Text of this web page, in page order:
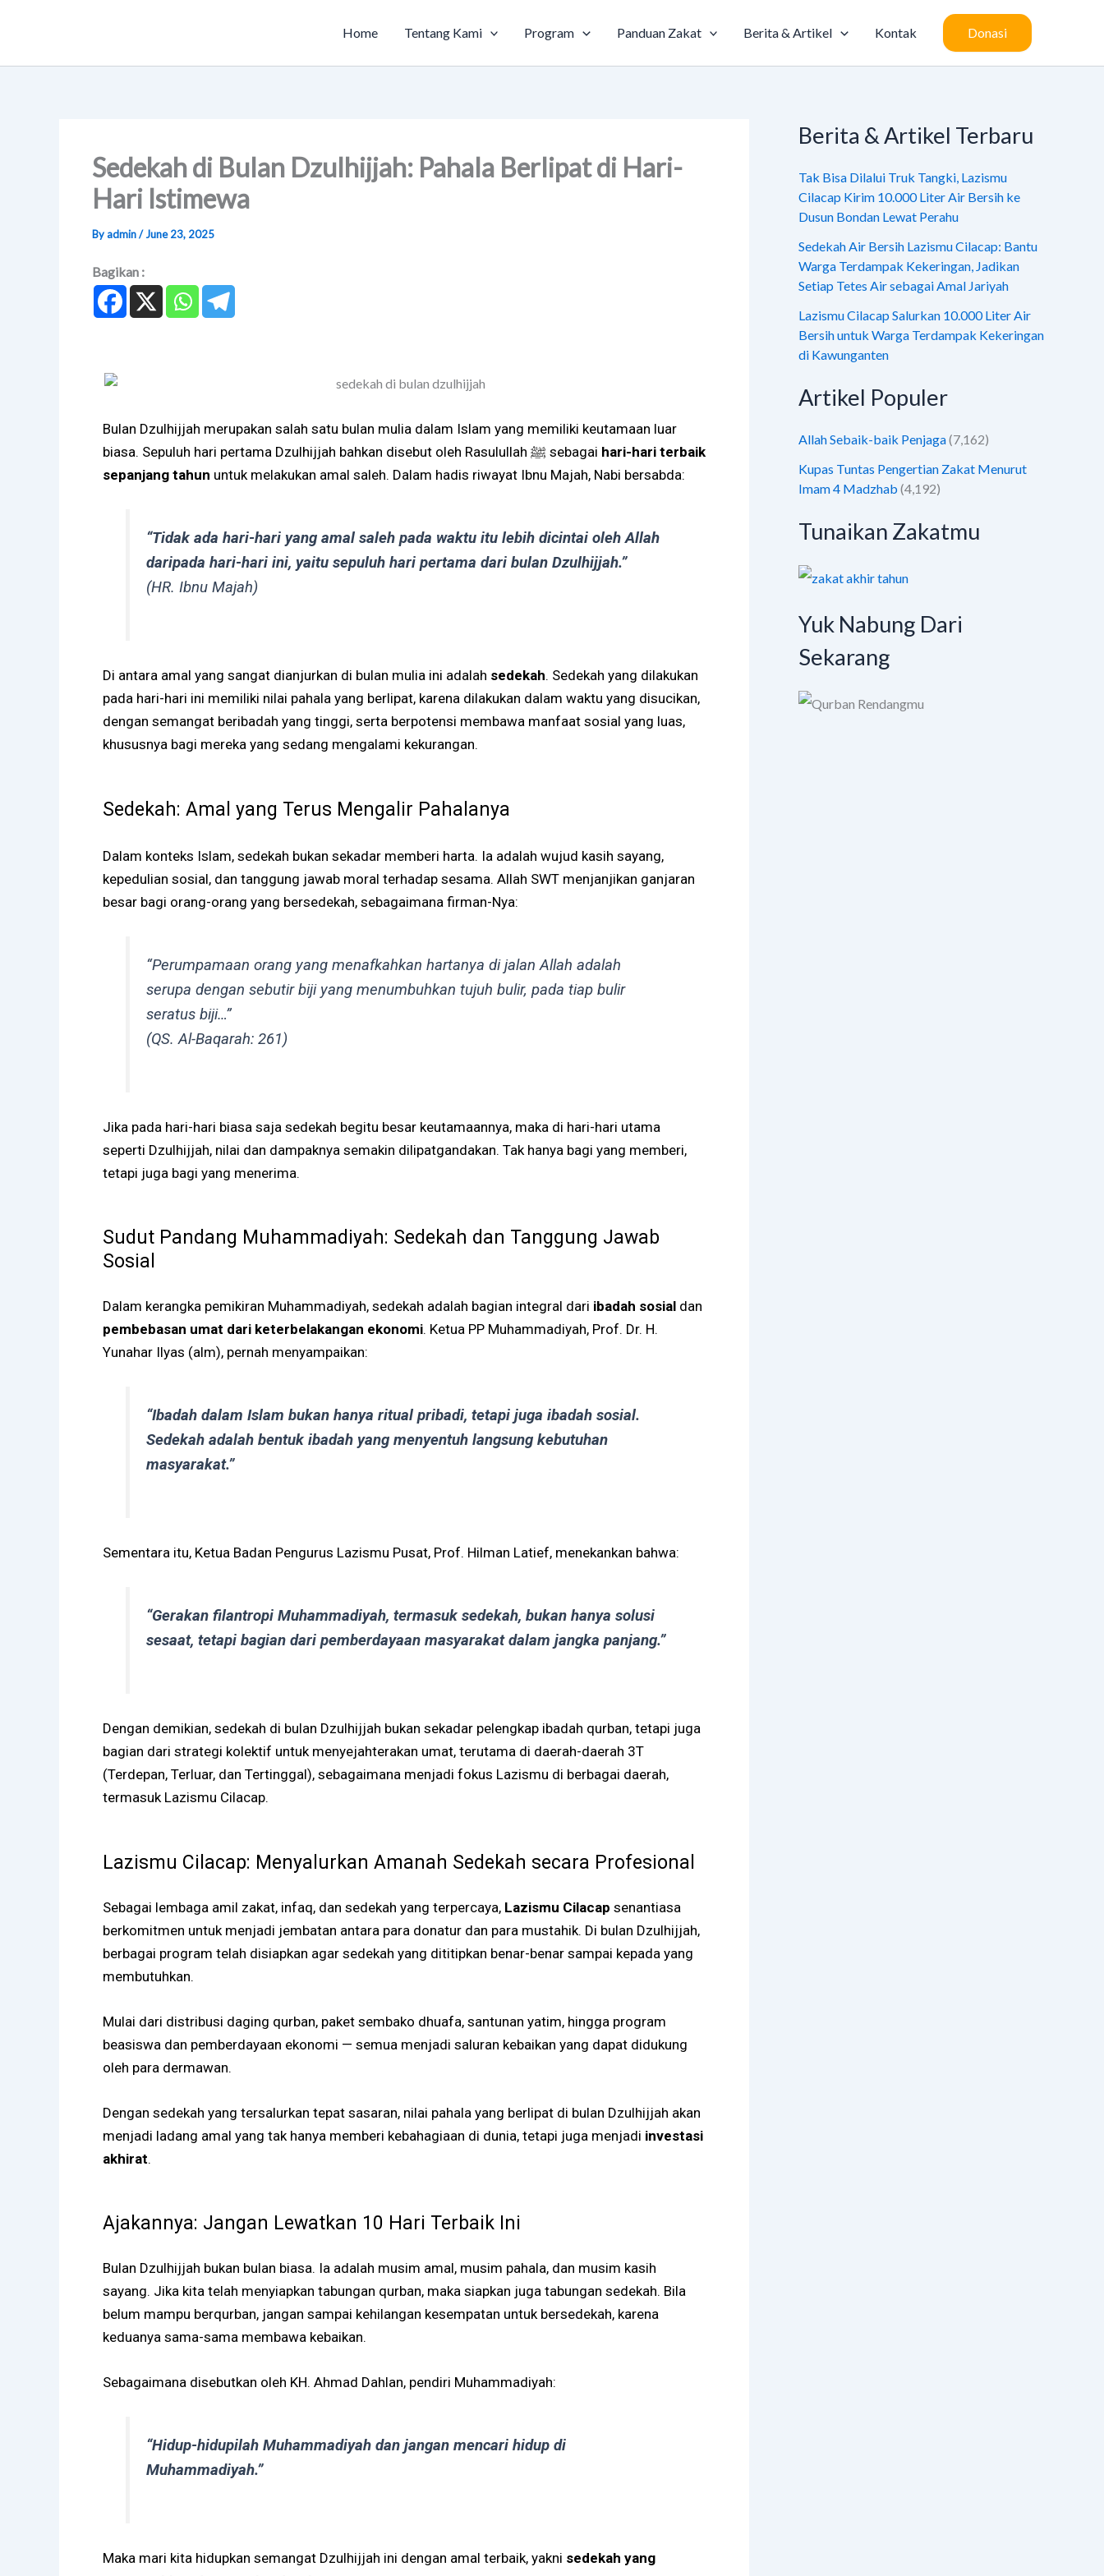
Home Tentang Kami Program Panduan Zakat Berita & Artikel Kontak Donasi
Sedekah di Bulan Dzulhijjah: Pahala Berlipat di Hari-
Hari Istimewa
By admin/June 23, 2025
Bagikan :
Bulan Dzulhijjah merupakan salah satu bulan mulia dalam Islam yang memiliki keutamaan luar
biasa. Sepuluh hari pertama Dzulhijjah bahkan disebut oleh Rasulullah ﷺ sebagai hari-hari terbaik
sepanjang tahun untuk melakukan amal saleh. Dalam hadis riwayat Ibnu Majah, Nabi bersabda:
“Tidak ada hari-hari yang amal saleh pada waktu itu lebih dicintai oleh Allah
daripada hari-hari ini, yaitu sepuluh hari pertama dari bulan Dzulhijjah.”
(HR. Ibnu Majah)
Di antara amal yang sangat dianjurkan di bulan mulia ini adalah sedekah. Sedekah yang dilakukan
pada hari-hari ini memiliki nilai pahala yang berlipat, karena dilakukan dalam waktu yang disucikan,
dengan semangat beribadah yang tinggi, serta berpotensi membawa manfaat sosial yang luas,
khususnya bagi mereka yang sedang mengalami kekurangan.
Sedekah: Amal yang Terus Mengalir Pahalanya
Dalam konteks Islam, sedekah bukan sekadar memberi harta. Ia adalah wujud kasih sayang,
kepedulian sosial, dan tanggung jawab moral terhadap sesama. Allah SWT menjanjikan ganjaran
besar bagi orang-orang yang bersedekah, sebagaimana firman-Nya:
“Perumpamaan orang yang menafkahkan hartanya di jalan Allah adalah
serupa dengan sebutir biji yang menumbuhkan tujuh bulir, pada tiap bulir
seratus biji…”
(QS. Al-Baqarah: 261)
Jika pada hari-hari biasa saja sedekah begitu besar keutamaannya, maka di hari-hari utama
seperti Dzulhijjah, nilai dan dampaknya semakin dilipatgandakan. Tak hanya bagi yang memberi,
tetapi juga bagi yang menerima.
Sudut Pandang Muhammadiyah: Sedekah dan Tanggung Jawab
Sosial
Dalam kerangka pemikiran Muhammadiyah, sedekah adalah bagian integral dari ibadah sosial dan
pembebasan umat dari keterbelakangan ekonomi. Ketua PP Muhammadiyah, Prof. Dr. H.
Yunahar Ilyas (alm), pernah menyampaikan:
“Ibadah dalam Islam bukan hanya ritual pribadi, tetapi juga ibadah sosial.
Sedekah adalah bentuk ibadah yang menyentuh langsung kebutuhan
masyarakat.”
Sementara itu, Ketua Badan Pengurus Lazismu Pusat, Prof. Hilman Latief, menekankan bahwa:
“Gerakan filantropi Muhammadiyah, termasuk sedekah, bukan hanya solusi
sesaat, tetapi bagian dari pemberdayaan masyarakat dalam jangka panjang.”
Dengan demikian, sedekah di bulan Dzulhijjah bukan sekadar pelengkap ibadah qurban, tetapi juga
bagian dari strategi kolektif untuk menyejahterakan umat, terutama di daerah-daerah 3T
(Terdepan, Terluar, dan Tertinggal), sebagaimana menjadi fokus Lazismu di berbagai daerah,
termasuk Lazismu Cilacap.
Lazismu Cilacap: Menyalurkan Amanah Sedekah secara Profesional
Sebagai lembaga amil zakat, infaq, dan sedekah yang terpercaya, Lazismu Cilacap senantiasa
berkomitmen untuk menjadi jembatan antara para donatur dan para mustahik. Di bulan Dzulhijjah,
berbagai program telah disiapkan agar sedekah yang dititipkan benar-benar sampai kepada yang
membutuhkan.
Mulai dari distribusi daging qurban, paket sembako dhuafa, santunan yatim, hingga program
beasiswa dan pemberdayaan ekonomi — semua menjadi saluran kebaikan yang dapat didukung
oleh para dermawan.
Dengan sedekah yang tersalurkan tepat sasaran, nilai pahala yang berlipat di bulan Dzulhijjah akan
menjadi ladang amal yang tak hanya memberi kebahagiaan di dunia, tetapi juga menjadi investasi
akhirat.
Ajakannya: Jangan Lewatkan 10 Hari Terbaik Ini
Bulan Dzulhijjah bukan bulan biasa. Ia adalah musim amal, musim pahala, dan musim kasih
sayang. Jika kita telah menyiapkan tabungan qurban, maka siapkan juga tabungan sedekah. Bila
belum mampu berqurban, jangan sampai kehilangan kesempatan untuk bersedekah, karena
keduanya sama-sama membawa kebaikan.
Sebagaimana disebutkan oleh KH. Ahmad Dahlan, pendiri Muhammadiyah:
“Hidup-hidupilah Muhammadiyah dan jangan mencari hidup di
Muhammadiyah.”
Maka mari kita hidupkan semangat Dzulhijjah ini dengan amal terbaik, yakni sedekah yang
Berita & Artikel Terbaru
Tak Bisa Dilalui Truk Tangki, Lazismu
Cilacap Kirim 10.000 Liter Air Bersih ke
Dusun Bondan Lewat Perahu
Sedekah Air Bersih Lazismu Cilacap: Bantu
Warga Terdampak Kekeringan, Jadikan
Setiap Tetes Air sebagai Amal Jariyah
Lazismu Cilacap Salurkan 10.000 Liter Air
Bersih untuk Warga Terdampak Kekeringan
di Kawunganten
Artikel Populer
Allah Sebaik-baik Penjaga(7,162)
Kupas Tuntas Pengertian Zakat Menurut
Imam 4 Madzhab (4,192)
Tunaikan Zakatmu
Yuk Nabung Dari
Sekarang